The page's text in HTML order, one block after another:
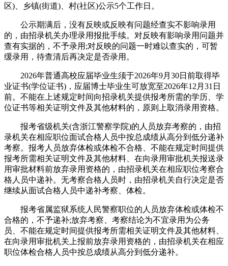
区)、乡镇(街道)、村(社区)公示5个工作日。
公示期满后，没有反映或反映有问题经查实不影响录用
的，由招录机关办理录用报批手续。对反映有影响录用问题并
查有实据的，不予录用;对反映的问题一时难以查实的，可暂
缓录用，待查清后再决定是否录用。
2026年普通高校应届毕业生须于2026年9月30日前取得毕
业证书(学位证书)，应届博士毕业生可放宽至2026年12月31日
前。不能在上述规定时间向招录机关提供报考所需的学历、学
位证书等相关证明文件及其他材料的，原则上取消录用资格。
报考省级机关(含浙江警察学院)的人员放弃考察的，由招
录机关在相应职位面试合格人员中按总成绩从高分到低分递补
考察。报考人员放弃体检或体检不合格、不能在规定时间提供
报考所需相关证明文件及其他材料、在向录用审批机关报送录
用审批材料前放弃录用资格的，由招录机关在相应职位考察合
格人员中递补。无考察合格人员时，由招录机关自行决定是否
继续从面试合格人员中递补考察、体检。
报考省属监狱系统人民警察职位的人员放弃体检或体检不
合格的，不予递补;放弃考察、考察结论为不宜录用为公务
员、不能在规定时间提供报考所需相关证明文件及其他材料、
在向录用审批机关上报前放弃录用资格的，由招录机关在相应
职位体检合格人员中按总成绩从高分到低分递补。